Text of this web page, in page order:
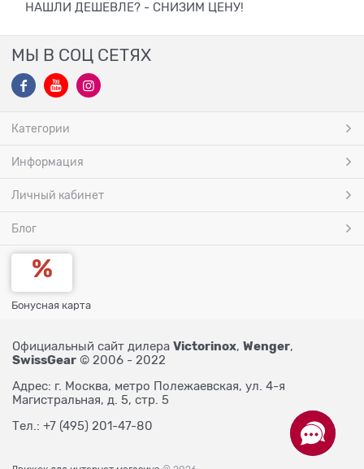
НАШЛИ ДЕШЕВЛЕ? - СНИЗИМ ЦЕНУ!
МЫ В СОЦ СЕТЯХ
Категории
Информация
Личный кабинет
Блог
Бонусная карта
Официальный сайт дилера Victorinox, Wenger,
SwissGear © 2006 - 2022
Адрес: г. Москва, метро Полежаевская, ул. 4-я
Магистральная, д. 5, стр. 5
Тел.: +7 (495) 201-47-80